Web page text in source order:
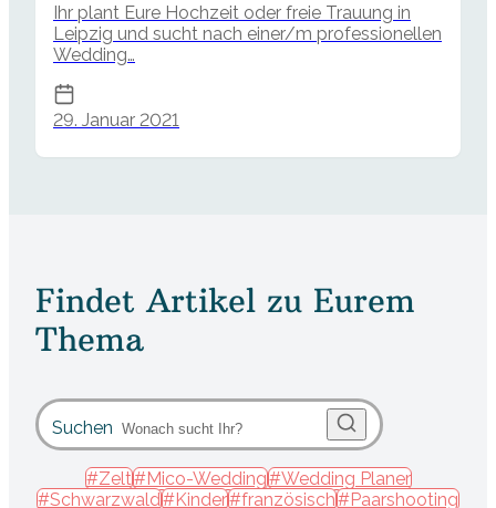
Ihr plant Eure Hochzeit oder freie Trauung in
Leipzig und sucht nach einer/m professionellen
Wedding…
29. Januar 2021
Findet Artikel zu Eurem
Thema
Suchen
#Zelt#Mico-Wedding#Wedding Planer
#Schwarzwald#Kinder#französisch#Paarshooting